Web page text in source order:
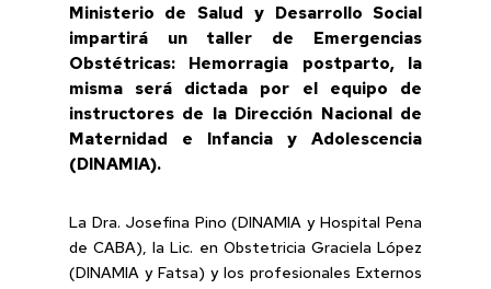
Ministerio de Salud y Desarrollo Social
impartirá un taller de Emergencias
Obstétricas: Hemorragia postparto, la
misma será dictada por el equipo de
instructores de la Dirección Nacional de
Maternidad e Infancia y Adolescencia
(DINAMIA).
La Dra. Josefina Pino (DINAMIA y Hospital Pena
de CABA), la Lic. en Obstetricia Graciela López
(DINAMIA y Fatsa) y los profesionales Externos